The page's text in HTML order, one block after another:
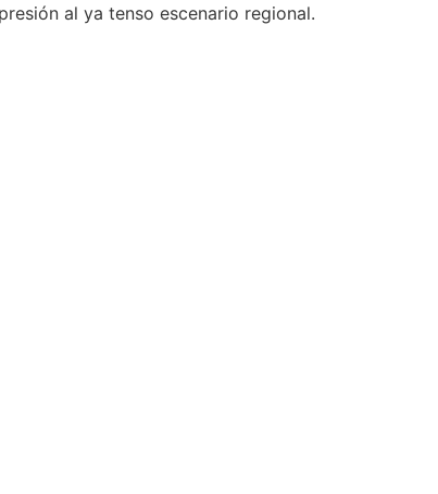
al ya tenso escenario regional.